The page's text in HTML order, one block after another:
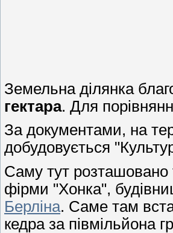
Земельна ділянка
гектара. Для
За документами, на
добудовується
Саму тут розташовано
фірми "Хонка",
Берліна. Саме там
кедра за півмільйона